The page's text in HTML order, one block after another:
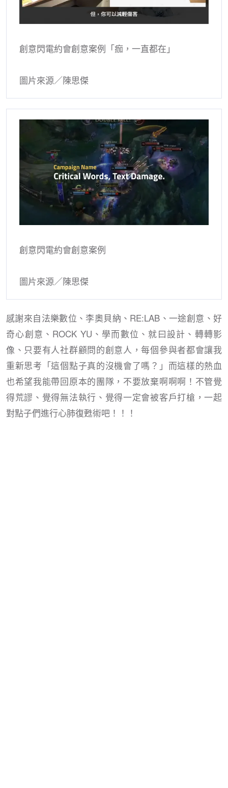
創意閃電約會創意案例「痂，一直都在」
圖片來源／陳思傑
創意閃電約會創意案例
圖片來源／陳思傑
感謝來自法樂數位、李奧貝納、RE:LAB、一途創意、好
奇心創意、ROCK YU、學而數位、就曰設計、轉轉影
像、只要有人社群顧問的創意人，每個參與者都會讓我
重新思考「這個點子真的沒機會了嗎？」而這樣的熱血
也希望我能帶回原本的團隊，不要放棄啊啊啊！不管覺
得荒謬、覺得無法執行、覺得一定會被客戶打槍，一起
對點子們進行心肺復甦術吧！！！